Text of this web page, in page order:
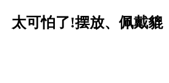
太可怕了!摆放、佩戴貔